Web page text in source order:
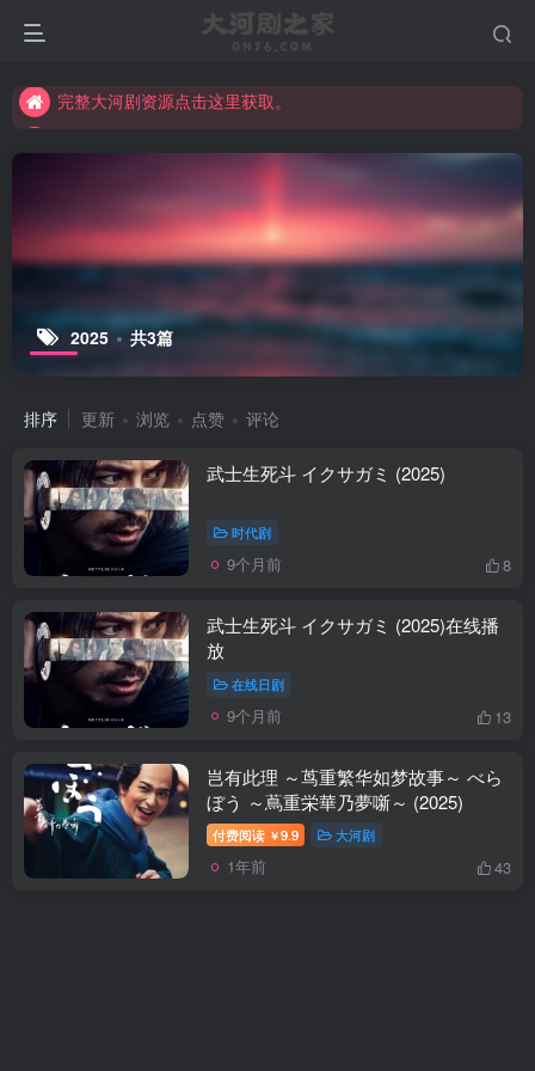
手机直接支付受限，电脑浏览器访问可正常微信扫码支付。
完整大河剧资源点击这里获取。
2025 共3篇
排序 更新 浏览 点赞 评论
武士生死斗 イクサガミ (2025)
时代剧
9个月前 8
武士生死斗 イクサガミ (2025)在线播
放
在线日剧
9个月前 13
岂有此理 ～茑重繁华如梦故事～ べら
ぼう ～蔦重栄華乃夢噺～ (2025)
付费阅读 ￥9.9 大河剧
1年前 43